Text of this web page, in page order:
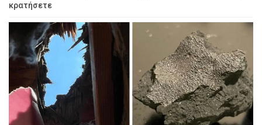
κρατήσετε